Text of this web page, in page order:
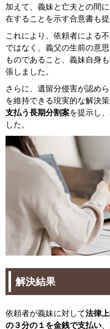
加えて、義妹と亡夫との間
在することを示す合意書も提
これにより、依頼者による
ではなく、義父の生前の意
ものであること、義妹自身
張しました。
さらに、遺留分侵害が認め
を維持できる現実的な解決
支払う長期分割案を提示し
した。
解決結果
依頼者が義妹に対して法律
の３分の１を金銭で支払い